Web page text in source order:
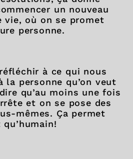
un nouveau
vie, où on se promet
personne.
à ce qui nous
la personne qu’on veut
qu’au moins une fois
et on se pose des
mêmes. Ça permet